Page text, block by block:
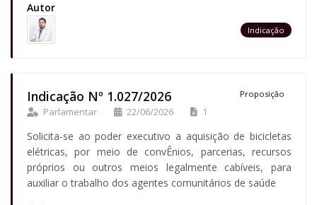
Autor
Indicação
Indicação Nº 1.027/2026 Proposição
Parlamentar 22/06/2026 1
Solicita-se ao poder executivo a aquisição de bicicletas
elétricas, por meio de convÊnios, parcerias, recursos
próprios ou outros meios legalmente cabíveis, para
auxiliar o trabalho dos agentes comunitários de saúde